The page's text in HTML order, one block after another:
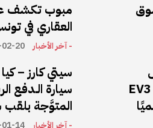
مبوب تكشف
العقاري في تونس
- آخر الأخبار 20
سيتي كارز –
المتوَّجة بلقب
- آخر الأخبار 14
سيارة الـدفع الرباعي الكهربائي EV3